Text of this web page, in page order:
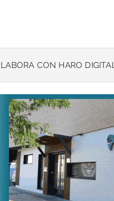
CON HARO DIGITAL